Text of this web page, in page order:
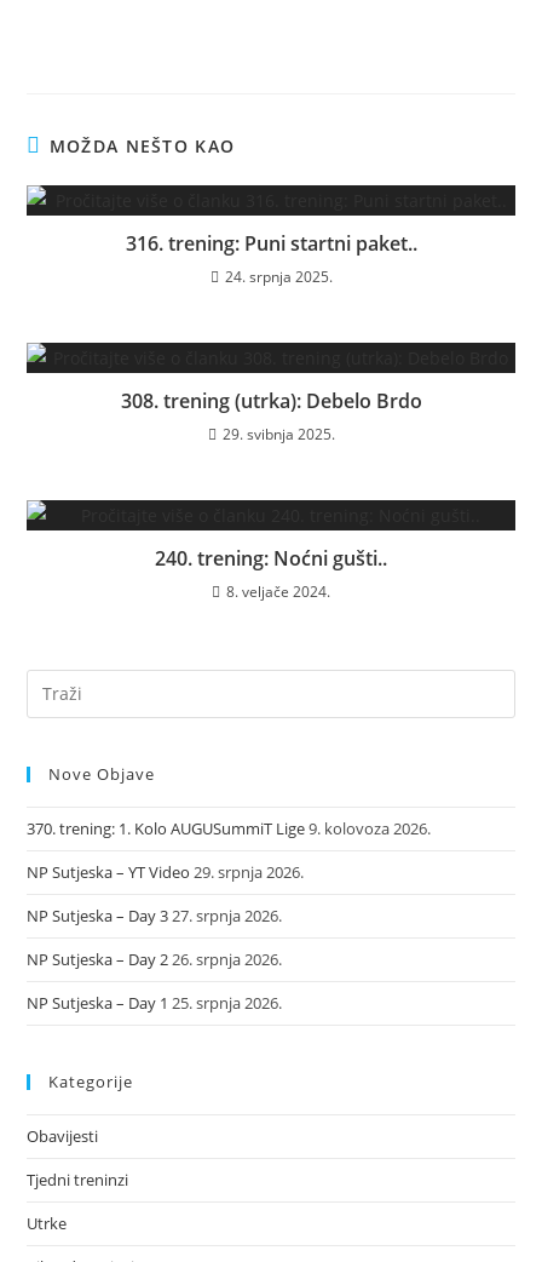
MOŽDA NEŠTO KAO
316. trening: Puni startni paket..
24. srpnja 2025.
308. trening (utrka): Debelo Brdo
29. svibnja 2025.
240. trening: Noćni gušti..
8. veljače 2024.
Nove Objave
370. trening: 1. Kolo AUGUSummiT Lige9. kolovoza 2026.
NP Sutjeska – YT Video 29. srpnja 2026.
NP Sutjeska – Day 327. srpnja 2026.
NP Sutjeska – Day 226. srpnja 2026.
NP Sutjeska – Day 1 25. srpnja 2026.
Kategorije
Obavijesti
Tjedni treninzi
Utrke